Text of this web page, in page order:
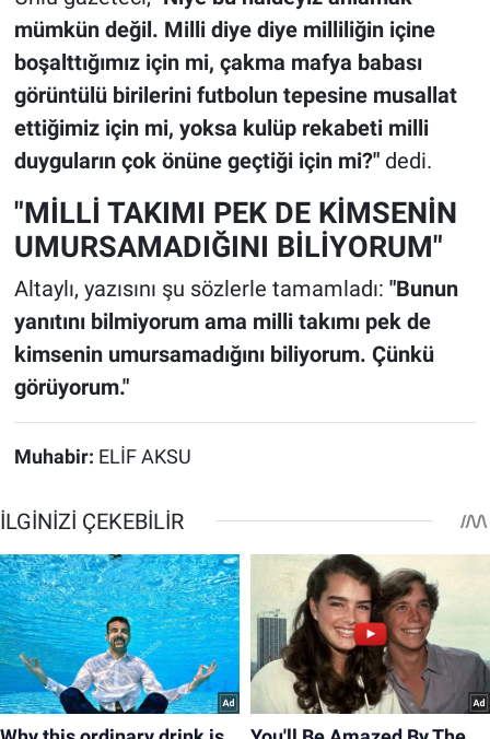
mümkün değil. Milli diye diye milliliğin içine
boşalttığımız için mi, çakma mafya babası
görüntülü birilerini futbolun tepesine musallat
ettiğimiz için mi, yoksa kulüp rekabeti milli
duyguların çok önüne geçtiği için mi?"dedi.
"MİLLİ TAKIMI PEK DE KİMSENİN
UMURSAMADIĞINI BİLİYORUM"
Altaylı, yazısını şu sözlerle tamamladı: "Bunun
yanıtını bilmiyorum ama milli takımı pek de
kimsenin umursamadığını biliyorum. Çünkü
görüyorum."
Muhabir: ELİF AKSU